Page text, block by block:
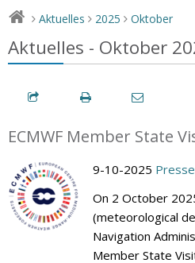
> Aktuelles > 2025 > Oktober
Aktuelles - Oktober
ECMWF Member State
9-10-2025
On 2 October
(meteorological
Navigation
Member State